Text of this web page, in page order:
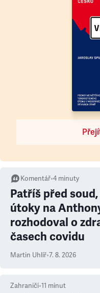
Komentář•4 minuty
Patříš před
útoky na
rozhodoval o
časech covidu
Martin Uhlíř•7. 8. 2026
Zahraničí•11 minut